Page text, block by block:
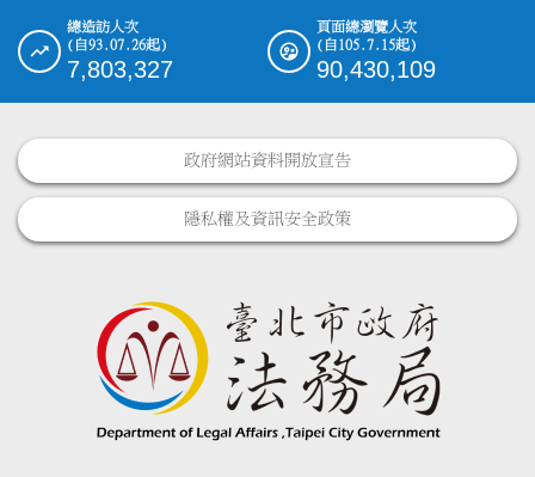
總造訪人次
(自93.07.26起)
7,803,327
頁面總瀏覽人次
(自105.7.15起)
90,430,109
政府網站資料開放宣告
隱私權及資訊安全政策